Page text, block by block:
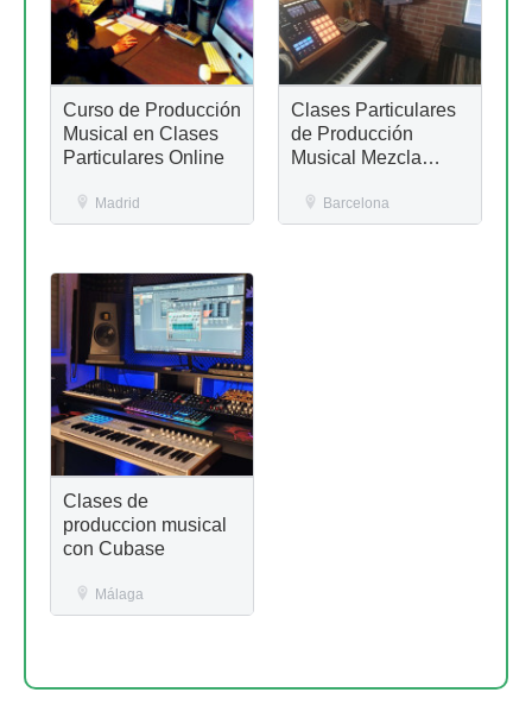
Curso de Producción
Musical en Clases
Particulares Online
Madrid
Clases Particulares
de Producción
Musical Mezcla
Maschine
Barcelona
Clases de
produccion musical
con Cubase
Málaga